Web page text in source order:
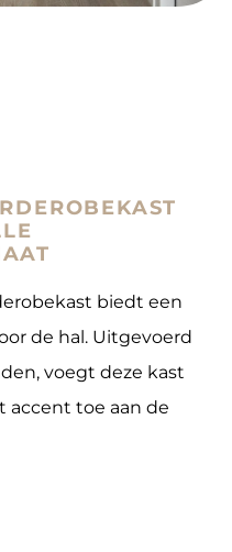
biedt een
de hal. Uitgevoerd
voegt deze kast
accent toe aan de